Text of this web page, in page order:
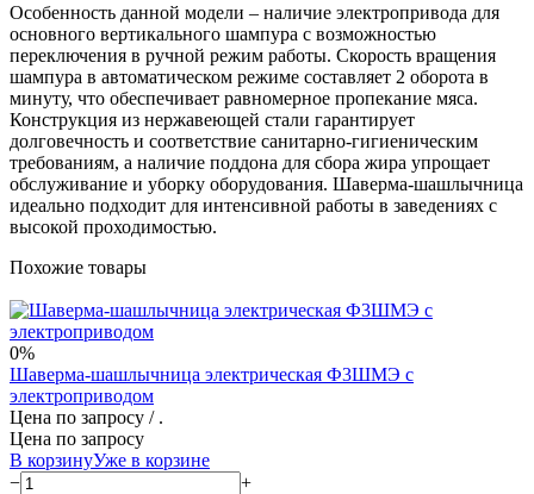
Особенность данной модели – наличие электропривода для
основного вертикального шампура с возможностью
переключения в ручной режим работы. Скорость вращения
шампура в автоматическом режиме составляет 2 оборота в
минуту, что обеспечивает равномерное пропекание мяса.
Конструкция из нержавеющей стали гарантирует
долговечность и соответствие санитарно-гигиеническим
требованиям, а наличие поддона для сбора жира упрощает
обслуживание и уборку оборудования. Шаверма-шашлычница
идеально подходит для интенсивной работы в заведениях с
высокой проходимостью.
Похожие товары
0%
Шаверма-шашлычница электрическая Ф3ШМЭ с
электроприводом
Цена по запросу / .
Цена по запросу
В корзинуУже в корзине
−
+